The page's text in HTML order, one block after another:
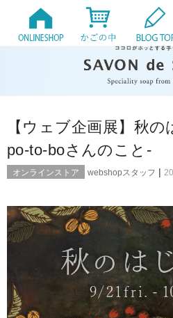
【ウェブ企画展】秋
po-to-boさんのこと-
オンラインストア webshopスタッフ |